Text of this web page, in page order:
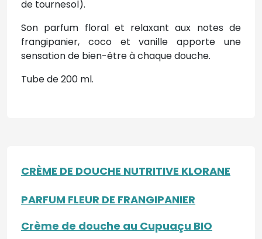
de tournesol).
Son parfum floral et relaxant aux notes de
frangipanier, coco et vanille apporte une
sensation de bien-être à chaque douche.
Tube de 200 ml.
CRÈME DE DOUCHE NUTRITIVE KLORANE
PARFUM FLEUR DE FRANGIPANIER
Crème de douche au Cupuaçu BIO